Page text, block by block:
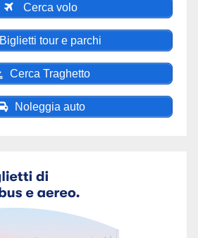
Cerca volo
Biglietti tour e parchi
Cerca Traghetto
Noleggia auto